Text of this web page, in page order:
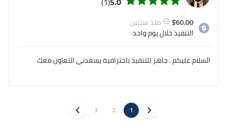
$60.00
منذ سنتين
التنفيذخلال يوم واحد
السلام عليكم . جاهز للتنفيذ باحترافية يسعدني التعاون معك
1
2
3